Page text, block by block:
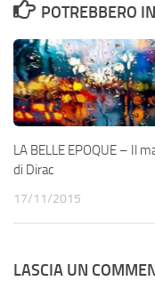
POTREBBERO
LA BELLE EPOQUE – Il
di Dirac
17/11/2015
LASCIA UN